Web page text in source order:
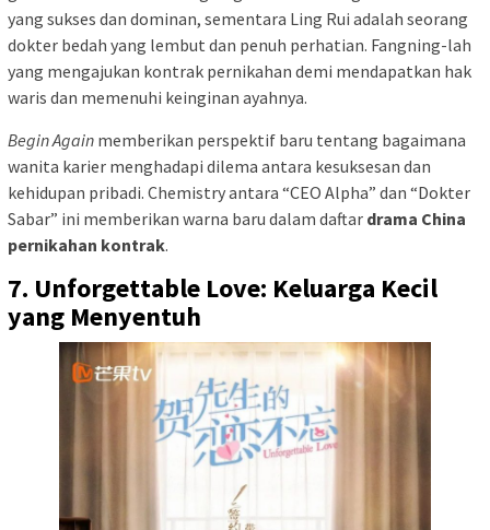
yang sukses dan dominan, sementara Ling Rui adalah seorang
dokter bedah yang lembut dan penuh perhatian. Fangning-lah
yang mengajukan kontrak pernikahan demi mendapatkan hak
waris dan memenuhi keinginan ayahnya.
Begin Again memberikan perspektif baru tentang bagaimana
wanita karier menghadapi dilema antara kesuksesan dan
kehidupan pribadi. Chemistry antara “CEO Alpha” dan “Dokter
Sabar” ini memberikan warna baru dalam daftar drama China
pernikahan kontrak.
7. Unforgettable Love: Keluarga Kecil
yang Menyentuh